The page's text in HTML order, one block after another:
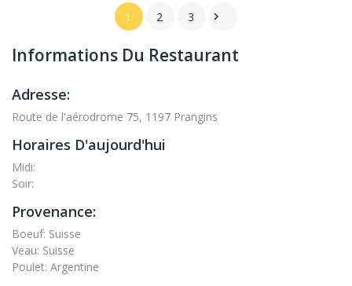
1 2 3 
Informations Du Restaurant
Adresse:
Route de l'aérodrome 75, 1197 Prangins
Horaires D'aujourd'hui
Midi:
Soir:
Provenance:
Boeuf: Suisse
Veau: Suisse
Poulet: Argentine